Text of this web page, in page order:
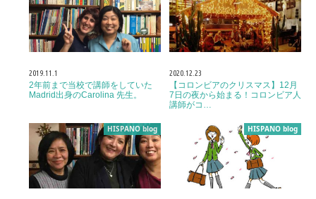
2019.11.1
2年前まで当校で講師をしていた
Madrid出身のCarolina 先生。
2020.12.23
【コロンビアのクリスマス】12月
7日の夜から始まる！コロンビア人
講師がコ…
HISPANO blog HISPANO blog